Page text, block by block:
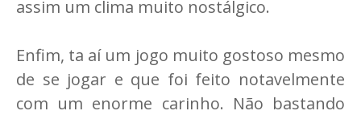
assim um clima muito nostálgico.
Enfim, ta aí um jogo muito gostoso mesmo
de se jogar e que foi feito notavelmente
com um enorme carinho. Não bastando